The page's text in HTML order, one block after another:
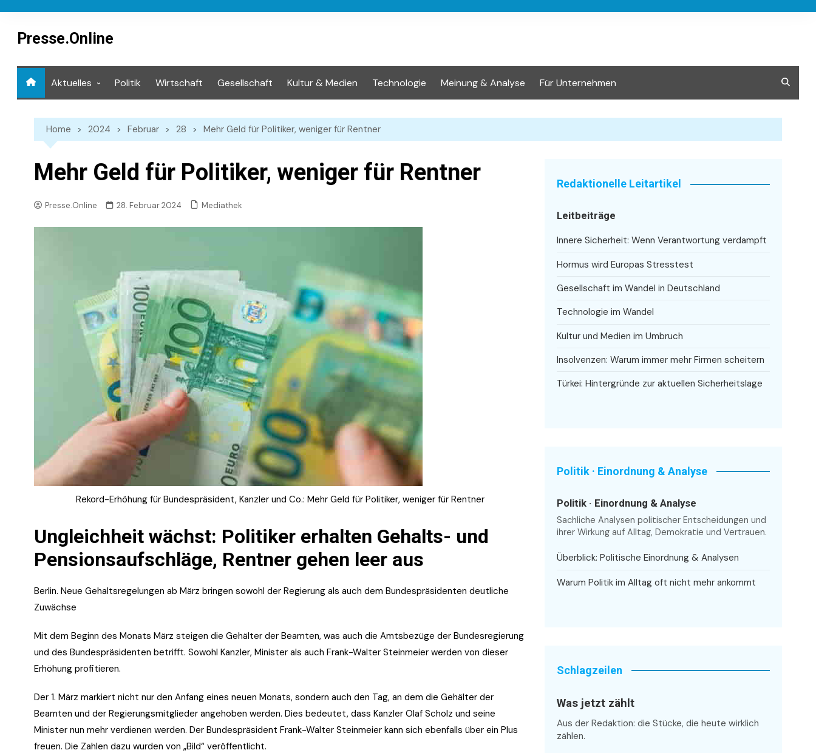
contentPresse.Online
Aktuelles Politik Wirtschaft Gesellschaft Kultur & Medien Technologie Meinung & Analyse Für Unternehmen
Home 2024 Februar 28 Mehr Geld für Politiker, weniger für Rentner
Mehr Geld für Politiker, weniger für Rentner
Presse.Online 28. Februar 2024 Mediathek
Rekord-Erhöhung für Bundespräsident, Kanzler und Co.: Mehr Geld für Politiker, weniger für Rentner
Ungleichheit wächst: Politiker erhalten Gehalts- und
Pensionsaufschläge, Rentner gehen leer aus
Berlin. Neue Gehaltsregelungen ab März bringen sowohl der Regierung als auch dem Bundespräsidenten deutliche
Zuwächse
Mit dem Beginn des Monats März steigen die Gehälter der Beamten, was auch die Amtsbezüge der Bundesregierung
und des Bundespräsidenten betrifft. Sowohl Kanzler, Minister als auch Frank-Walter Steinmeier werden von dieser
Erhöhung profitieren.
Der 1. März markiert nicht nur den Anfang eines neuen Monats, sondern auch den Tag, an dem die Gehälter der
Beamten und der Regierungsmitglieder angehoben werden. Dies bedeutet, dass Kanzler Olaf Scholz und seine
Minister nun mehr verdienen werden. Der Bundespräsident Frank-Walter Steinmeier kann sich ebenfalls über ein Plus
freuen. Die Zahlen dazu wurden von „Bild“ veröffentlicht.
Redaktionelle Leitartikel
Leitbeiträge
Innere Sicherheit: Wenn Verantwortung verdampft
Hormus wird Europas Stresstest
Gesellschaft im Wandel in Deutschland
Technologie im Wandel
Kultur und Medien im Umbruch
Insolvenzen: Warum immer mehr Firmen scheitern
Türkei: Hintergründe zur aktuellen Sicherheitslage
Politik · Einordnung & Analyse
Politik · Einordnung & Analyse
Sachliche Analysen politischer Entscheidungen und
ihrer Wirkung auf Alltag, Demokratie und Vertrauen.
Überblick: Politische Einordnung & Analysen
Warum Politik im Alltag oft nicht mehr ankommt
Schlagzeilen
Was jetzt zählt
Aus der Redaktion: die Stücke, die heute wirklich
zählen.